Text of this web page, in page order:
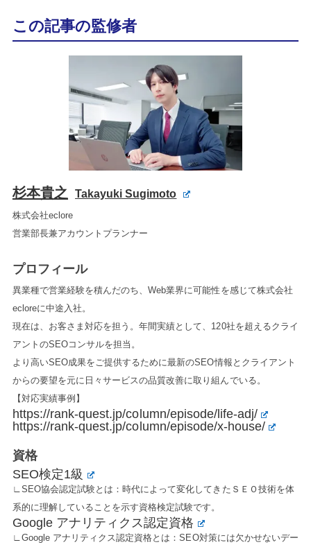
この記事の監修者
杉本貴之 Takayuki Sugimoto
株式会社eclore
営業部長兼アカウントプランナー
プロフィール
異業種で営業経験を積んだのち、Web業界に可能性を感じて株式会社
ecloreに中途入社。
現在は、お客さま対応を担う。年間実績として、120社を超えるクライ
アントのSEOコンサルを担当。
より高いSEO成果をご提供するために最新のSEO情報とクライアント
からの要望を元に日々サービスの品質改善に取り組んでいる。
【対応実績事例】
https://rank-quest.jp/column/episode/life-adj/
https://rank-quest.jp/column/episode/x-house/
資格
SEO検定1級
∟SEO協会認定試験とは：時代によって変化してきたＳＥＯ技術を体
系的に理解していることを示す資格検定試験です。
Google アナリティクス認定資格
∟Google アナリティクス認定資格とは：SEO対策には欠かせないデー